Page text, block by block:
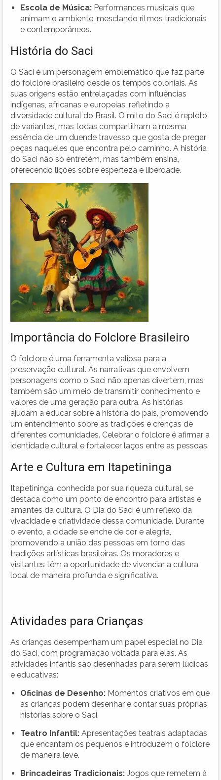
Escola de Música: Performances musicais que
animam o ambiente, mesclando ritmos tradicionais
e contemporâneos.
História do Saci
O Saci é um personagem emblemático que faz parte
do folclore brasileiro desde os tempos coloniais. As
suas origens estão entrelaçadas com influências
indígenas, africanas e europeias, refletindo a
diversidade cultural do Brasil. O mito do Saci é repleto
de variantes, mas todas compartilham a mesma
essência de um duende travesso que gosta de pregar
peças naqueles que encontra pelo caminho. A história
do Saci não só entretém, mas também ensina,
oferecendo lições sobre esperteza e liberdade.
Importância do Folclore Brasileiro
O folclore é uma ferramenta valiosa para a
preservação cultural. As narrativas que envolvem
personagens como o Saci não apenas divertem, mas
também são um meio de transmitir conhecimento e
valores de uma geração para outra. As histórias
ajudam a educar sobre a história do país, promovendo
um entendimento sobre as tradições e crenças de
diferentes comunidades. Celebrar o folclore é afirmar a
identidade cultural e fortalecer laços entre as pessoas.
Arte e Cultura em Itapetininga
Itapetininga, conhecida por sua riqueza cultural, se
destaca como um ponto de encontro para artistas e
amantes da cultura. O Dia do Saci é um reflexo da
vivacidade e criatividade dessa comunidade. Durante
o evento, a cidade se enche de cor e alegria,
promovendo a união das pessoas em torno das
tradições artísticas brasileiras. Os moradores e
visitantes têm a oportunidade de vivenciar a cultura
local de maneira profunda e significativa.
Atividades para Crianças
As crianças desempenham um papel especial no Dia
do Saci, com programação voltada para elas. As
atividades infantis são desenhadas para serem lúdicas
e educativas:
Oficinas de Desenho: Momentos criativos em que
as crianças podem desenhar e contar suas próprias
histórias sobre o Saci.
Teatro Infantil: Apresentações teatrais adaptadas
que encantam os pequenos e introduzem o folclore
de maneira leve.
Brincadeiras Tradicionais: Jogos que remetem à